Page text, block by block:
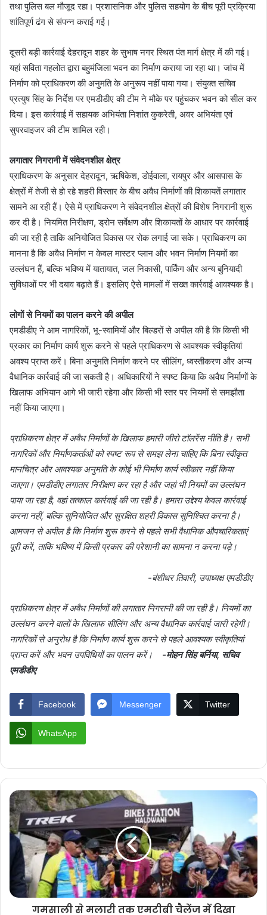
तथा पुलिस बल मौजूद रहा। प्रशासनिक और पुलिस सहयोग के बीच पूरी प्रक्रिया
शांतिपूर्ण ढंग से संपन्न कराई गई।
दूसरी बड़ी कार्रवाई देहरादून शहर के सुभाष नगर स्थित पंत मार्ग क्षेत्र में की गई।
यहां सविता गहलोत द्वारा बहुमंजिला भवन का निर्माण कराया जा रहा था। जांच में
निर्माण को प्राधिकरण की अनुमति के अनुरूप नहीं पाया गया। संयुक्त सचिव
प्रत्युष सिंह के निर्देश पर एमडीडीए की टीम ने मौके पर पहुंचकर भवन को सील कर
दिया। इस कार्रवाई में सहायक अभियंता निशांत कुकरेती, अवर अभियंता एवं
सुपरवाइजर की टीम शामिल रही।
लगातार निगरानी में संवेदनशील क्षेत्र
प्राधिकरण के अनुसार देहरादून, ऋषिकेश, डोईवाला, रायपुर और आसपास के
क्षेत्रों में तेजी से हो रहे शहरी विस्तार के बीच अवैध निर्माणों की शिकायतें लगातार
सामने आ रही हैं। ऐसे में प्राधिकरण ने संवेदनशील क्षेत्रों की विशेष निगरानी शुरू
कर दी है। नियमित निरीक्षण, ड्रोन सर्वेक्षण और शिकायतों के आधार पर कार्रवाई
की जा रही है ताकि अनियोजित विकास पर रोक लगाई जा सके। प्राधिकरण का
मानना है कि अवैध निर्माण न केवल मास्टर प्लान और भवन निर्माण नियमों का
उल्लंघन हैं, बल्कि भविष्य में यातायात, जल निकासी, पार्किंग और अन्य बुनियादी
सुविधाओं पर भी दबाव बढ़ाते हैं। इसलिए ऐसे मामलों में सख्त कार्रवाई आवश्यक है।
लोगों से नियमों का पालन करने की अपील
एमडीडीए ने आम नागरिकों, भू-स्वामियों और बिल्डरों से अपील की है कि किसी भी
प्रकार का निर्माण कार्य शुरू करने से पहले प्राधिकरण से आवश्यक स्वीकृतियां
अवश्य प्राप्त करें। बिना अनुमति निर्माण करने पर सीलिंग, ध्वस्तीकरण और अन्य
वैधानिक कार्रवाई की जा सकती है। अधिकारियों ने स्पष्ट किया कि अवैध निर्माणों के
खिलाफ अभियान आगे भी जारी रहेगा और किसी भी स्तर पर नियमों से समझौता
नहीं किया जाएगा।
प्राधिकरण क्षेत्र में अवैध निर्माणों के खिलाफ हमारी जीरो टॉलरेंस नीति है। सभी
नागरिकों और निर्माणकर्ताओं को स्पष्ट रूप से समझ लेना चाहिए कि बिना स्वीकृत
मानचित्र और आवश्यक अनुमति के कोई भी निर्माण कार्य स्वीकार नहीं किया
जाएगा। एमडीडीए लगातार निरीक्षण कर रहा है और जहां भी नियमों का उल्लंघन
पाया जा रहा है, वहां तत्काल कार्रवाई की जा रही है। हमारा उद्देश्य केवल कार्रवाई
करना नहीं, बल्कि सुनियोजित और सुरक्षित शहरी विकास सुनिश्चित करना है।
आमजन से अपील है कि निर्माण शुरू करने से पहले सभी वैधानिक औपचारिकताएं
पूरी करें, ताकि भविष्य में किसी प्रकार की परेशानी का सामना न करना पड़े।
-बंशीधर तिवारी, उपाध्यक्ष एमडीडीए
प्राधिकरण क्षेत्र में अवैध निर्माणों की लगातार निगरानी की जा रही है। नियमों का
उल्लंघन करने वालों के खिलाफ सीलिंग और अन्य वैधानिक कार्रवाई जारी रहेगी।
नागरिकों से अनुरोध है कि निर्माण कार्य शुरू करने से पहले आवश्यक स्वीकृतियां
प्राप्त करें और भवन उपविधियों का पालन करें। -मोहन सिंह बर्निया, सचिव
एमडीडीए
Facebook Messenger Twitter
WhatsApp
गमसाली से मलारी तक एमटीबी चैलेंज में दिखा